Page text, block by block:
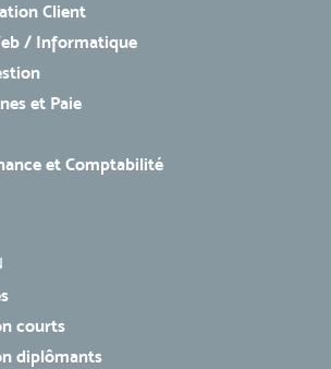
Client
/ Informatique
et Paie
et Comptabilité
courts
diplômants